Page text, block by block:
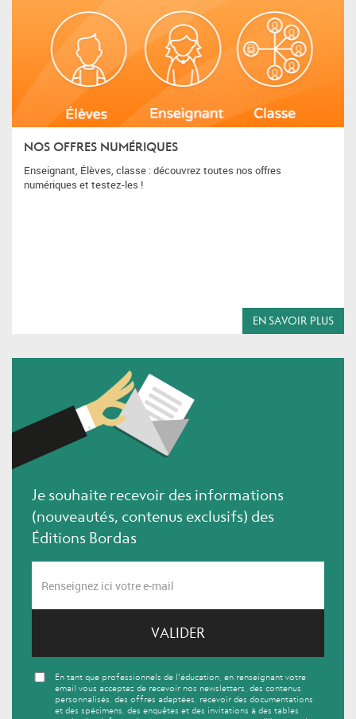
NOS OFFRES NUMÉRIQUES
Enseignant, Élèves, classe : découvrez toutes nos offres
numériques et testez-les !
EN SAVOIR PLUS
Je souhaite recevoir des informations
(nouveautés, contenus exclusifs) des
Éditions Bordas
VALIDER
En tant que professionnels de l'éducation, en renseignant votre
email vous acceptez de recevoir nos newsletters, des contenus
personnalisés, des offres adaptées, recevoir des documentations
et des spécimens, des enquêtes et des invitations à des tables